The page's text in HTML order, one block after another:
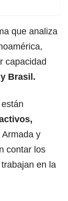
que analiza
capacidad
Brasil.
están
y
contar los
en la